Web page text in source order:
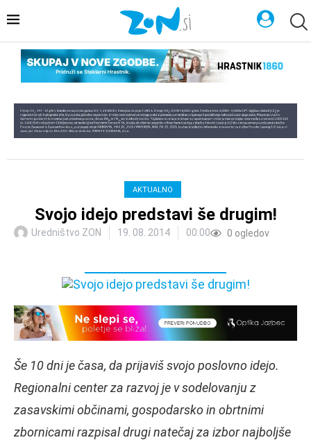
AKTUALNO
Svojo idejo predstavi še drugim!
Uredništvo ZON 19. 08. 2014 00:00 0 ogledov
Še 10 dni je časa, da prijaviš svojo poslovno idejo.
Regionalni center za razvoj je v sodelovanju z
zasavskimi občinami, gospodarsko in obrtnimi
zbornicami razpisal drugi natečaj za izbor najboljše